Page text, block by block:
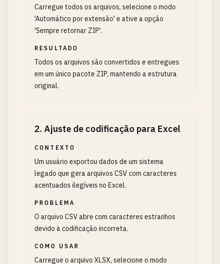
Carregue todos os arquivos, selecione o modo
'Automático por extensão' e ative a opção
'Sempre retornar ZIP'.
RESULTADO
Todos os arquivos são convertidos e entregues
em um único pacote ZIP, mantendo a estrutura
original.
2. Ajuste de codificação para Excel
CONTEXTO
Um usuário exportou dados de um sistema
legado que gera arquivos CSV com caracteres
acentuados ilegíveis no Excel.
PROBLEMA
O arquivo CSV abre com caracteres estranhos
devido à codificação incorreta.
COMO USAR
Carregue o arquivo XLSX, selecione o modo